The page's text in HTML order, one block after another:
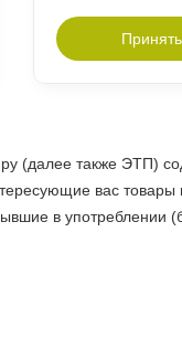
(далее также ЭТП)
вас
в употреблении